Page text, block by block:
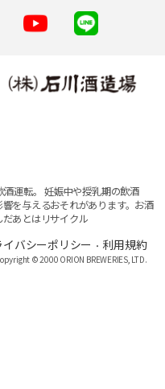
運転。 妊娠中や授乳期の飲酒
を与えるおそれがあります。 お酒
あとはリサイクル
イバシーポリシー ・ 利用規約
© 2000 ORION BREWERIES, LTD.